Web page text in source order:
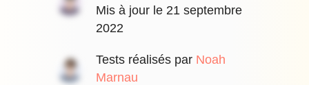
Mis à jour le 21 septembre
2022
Tests réalisés par Noah
Marnau